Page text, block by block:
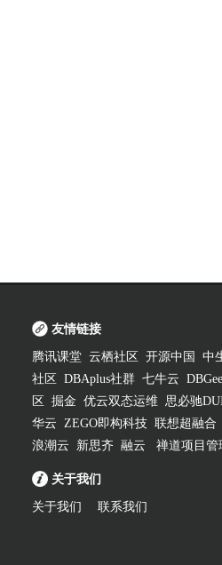
友情链接
腾讯课堂 云栖社区 开源中国 中
社区
DBAplus社群 七牛云
区
掘金 优云双态运维 思必驰
华云 ZEGO即构科技 联想超融合
浪潮云
新思齐 融云 禅道项目管
关于我们
关于我们 联系我们